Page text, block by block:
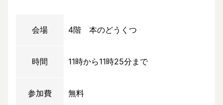
会場 4階 本のどうくつ
時間 11時から11時25分まで
参加費 無料